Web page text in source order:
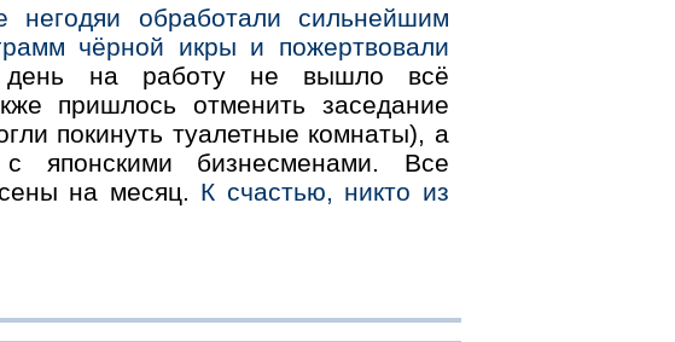
негодяи обработали сильнейшим
чёрной икры и пожертвовали
на работу не вышло всё
пришлось отменить заседание
покинуть туалетные комнаты), а
японскими бизнесменами. Все
на месяц. К счастью, никто из